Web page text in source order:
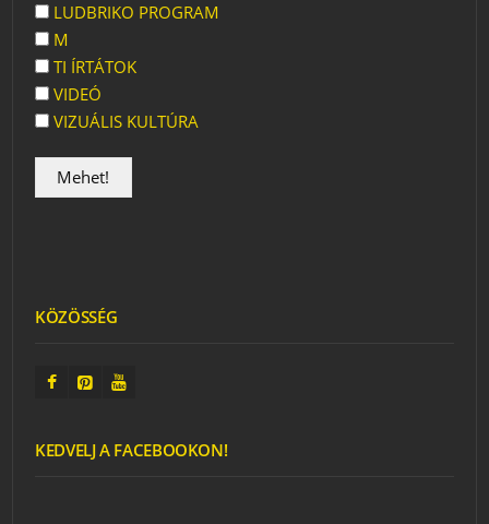
LUDBRIKO PROGRAM
M
TI ÍRTÁTOK
VIDEÓ
VIZUÁLIS KULTÚRA
KÖZÖSSÉG
KEDVELJ A FACEBOOKON!